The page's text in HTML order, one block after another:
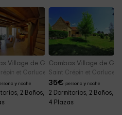
Village de Gîtes- Marine
et Carlucet (Dordoña)
y noche
2 Baños,
Combas Village de
Saint Crépin et Carlucet
35€ persona y noche
2 Dormitorios, 2 Baños,
4 Plazas